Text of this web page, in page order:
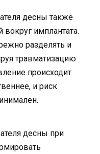
десны также
вокруг имплантата.
разделять и
травматизацию
происходит
и риск
десны при